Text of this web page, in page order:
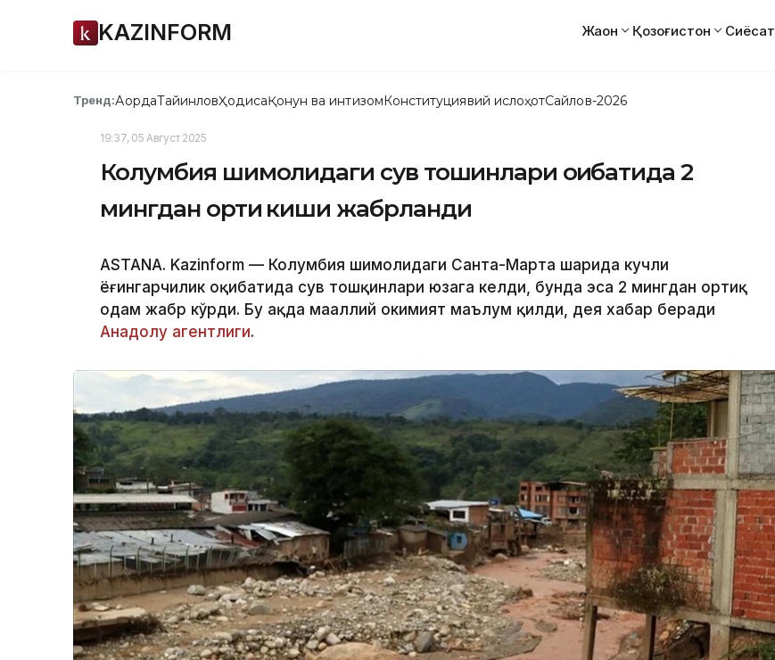
KAZINFORM Жаҳон Қозоғистон Сиёсат
Тренд:АқордаТайинловҲодисаҚонун ва интизомКонституциявий ислоҳотСайлов-2026
19:37, 05 Август 2025
Колумбия шимолидаги сув тошқинлари оқибатида 2
мингдан ортиқ киши жабрланди
ASTANA. Kazinform — Колумбия шимолидаги Санта-Марта шаҳрида кучли
ёғингарчилик оқибатида сув тошқинлари юзага келди, бунда эса 2 мингдан ортиқ
одам жабр кўрди. Бу ҳақда маҳаллий ҳокимият маълум қилди, дея хабар беради
Анадолу агентлиги.